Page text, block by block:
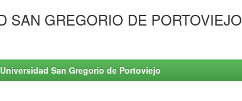
SAN GREGORIO DE PORTOVIEJO
San Gregorio de Portoviejo